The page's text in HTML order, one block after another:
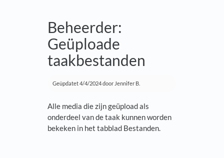
Beheerder:
Geüploade
taakbestanden
Geüpdatet4/4/2024door Jennifer B.
Alle media die zijn geüpload als
onderdeel van de taak kunnen worden
bekeken in het tabblad Bestanden.